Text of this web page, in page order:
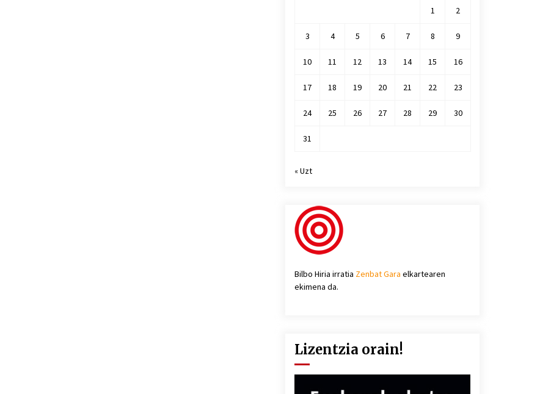
1
2
3 4 5 6 7 8 9
10 11 12 13 14 15 16
17 18 19 20 21 22 23
24 25 26 27 28 29 30
31
« Uzt
Bilbo Hiria irratia Zenbat Gara elkartearen
ekimena da.
Lizentzia orain!